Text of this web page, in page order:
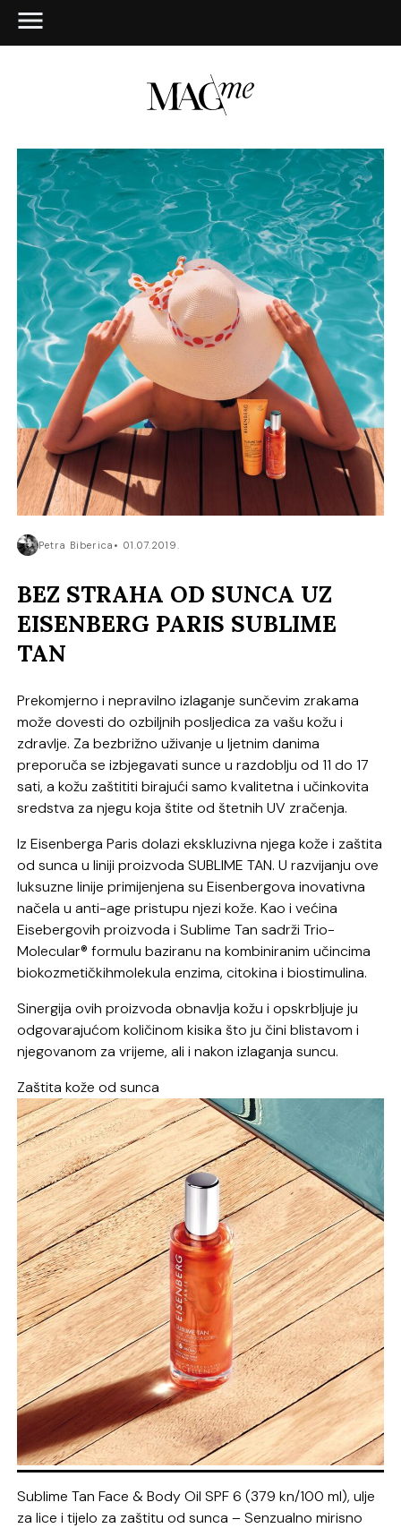
Petra Biberica 01.07.2019.
BEZ STRAHA OD SUNCA UZ
EISENBERG PARIS SUBLIME
TAN
Prekomjerno i nepravilno izlaganje sunčevim zrakama
može dovesti do ozbiljnih posljedica za vašu kožu i
zdravlje. Za bezbrižno uživanje u ljetnim danima
preporuča se izbjegavati sunce u razdoblju od 11 do 17
sati, a kožu zaštititi birajući samo kvalitetna i učinkovita
sredstva za njegu koja štite od štetnih UV zračenja.
IzEisenberga Paris dolazi ekskluzivna njega kože i zaštita
odsuncau liniji proizvodaSUBLIME TAN. Urazvijanjuove
luksuzne linije primijenjena suEisenbergova inovativna
načela u anti-age pristupu njezi kože.Kao i većina
Eisebergovih proizvoda iSublime Tan sadržiTrio-
Molecular® formulu baziranu nakombiniranim učincima
biokozmetičkihmolekula enzima,citokina ibiostimulina.
Sinergija ovih proizvoda obnavlja kožu i opskrbljuje ju
odgovarajućom količinom kisika što ju čini blistavom i
njegovanom za vrijeme, ali i nakon izlaganja suncu.
Zaštita kože od sunca
Sublime Tan Face &BodyOil SPF 6 (379 kn/100 ml),ulje
za lice i tijelo za zaštitu od sunca –Senzualno mirisno